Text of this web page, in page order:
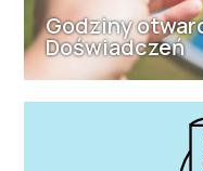
Godziny
Doświadczeń